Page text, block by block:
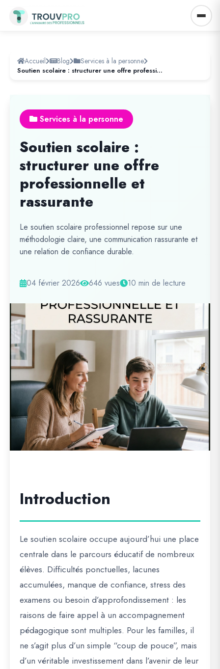
Accueil Blog Services à la personne
Soutien scolaire : structurer une offre professionnelle et rassurante
Services à la personne
Soutien scolaire :
structurer une offre
professionnelle et
rassurante
Le soutien scolaire professionnel repose sur une
méthodologie claire, une communication rassurante et
une relation de confiance durable.
04 février 2026 646 vues 10 min de lecture
Introduction
Le soutien scolaire occupe aujourd’hui une place
centrale dans le parcours éducatif de nombreux
élèves. Difficultés ponctuelles, lacunes
accumulées, manque de confiance, stress des
examens ou besoin d’approfondissement : les
raisons de faire appel à un accompagnement
pédagogique sont multiples. Pour les familles, il
ne s’agit plus d’un simple “coup de pouce”, mais
d’un véritable investissement dans l’avenir de leur